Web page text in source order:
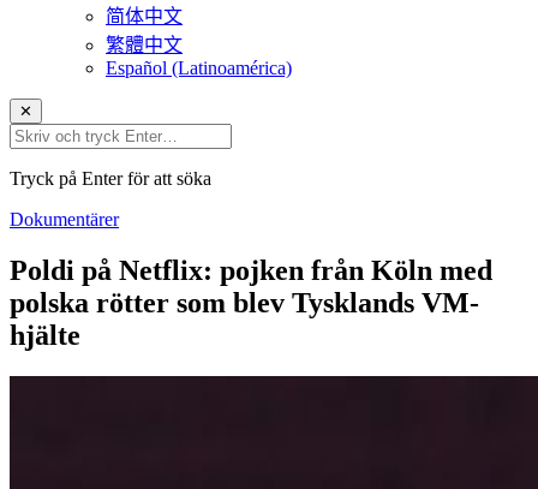
简体中文
繁體中文
Español (Latinoamérica)
✕
Tryck på Enter för att söka
Dokumentärer
Poldi på Netflix: pojken från Köln med
polska rötter som blev Tysklands VM-
hjälte